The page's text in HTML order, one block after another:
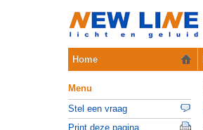
Home
Menu
Stel een vraag
Print deze pagina